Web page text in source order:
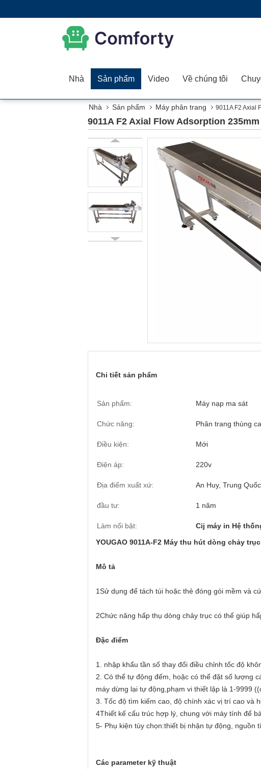
Nhà Sản phẩm Video Về chúng tôi
Nhà Sản phẩm Máy phân trang 9011A F2 Axial
9011A F2 Axial Flow Adsorption
Chi tiết sản phẩm
Sản phẩm: Máy nạp ma sát
Chức năng: Phân trang thùng
Điều kiện: Mới
Điện áp: 220v
Địa điểm xuất xứ: An Huy, Trung Quốc
đầu tư: 1 năm
Làm nổi bật: Cij máy in Hệ
YOUGAO 9011A-F2 Máy thu hút dòng chảy
Mô tả
1Sử dụng để tách túi hoặc thẻ đóng gói mềm và
2Chức năng hấp thụ dòng chảy trục có thể giúp
Đặc điểm
1. nhập khẩu tần số thay đổi điều chỉnh tốc độ
2. Có thể tự động đếm, hoặc có thể đặt số lượng
máy dừng lại tự động,phạm vi thiết lập là 1-9999
3. Tốc độ tìm kiếm cao, độ chính xác vị trí cao và
4Thiết kế cấu trúc hợp lý, chung với máy tính để
5- Phụ kiện tùy chọn:thiết bị nhận tự động, nguồn
Các parameter kỹ thuật